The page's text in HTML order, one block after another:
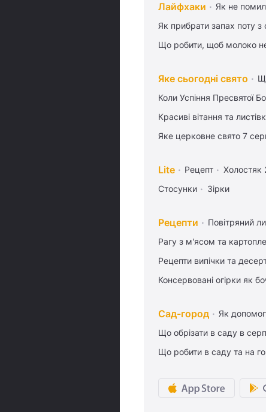
Лайфхаки Як не
Як прибрати запах поту з
Що робити, щоб молоко
Яке сьогодні свято
Коли Успіння Пресвятої
Красиві вітання та
Яке церковне свято 7
Lite Рецепт Холостяк
Стосунки
Зірки
Рецепти Повітряний
Рагу з м'ясом та
Рецепти випічки та
Консервовані огірки як
Сад-город Як
Що обрізати в саду в
Що робити в саду та на